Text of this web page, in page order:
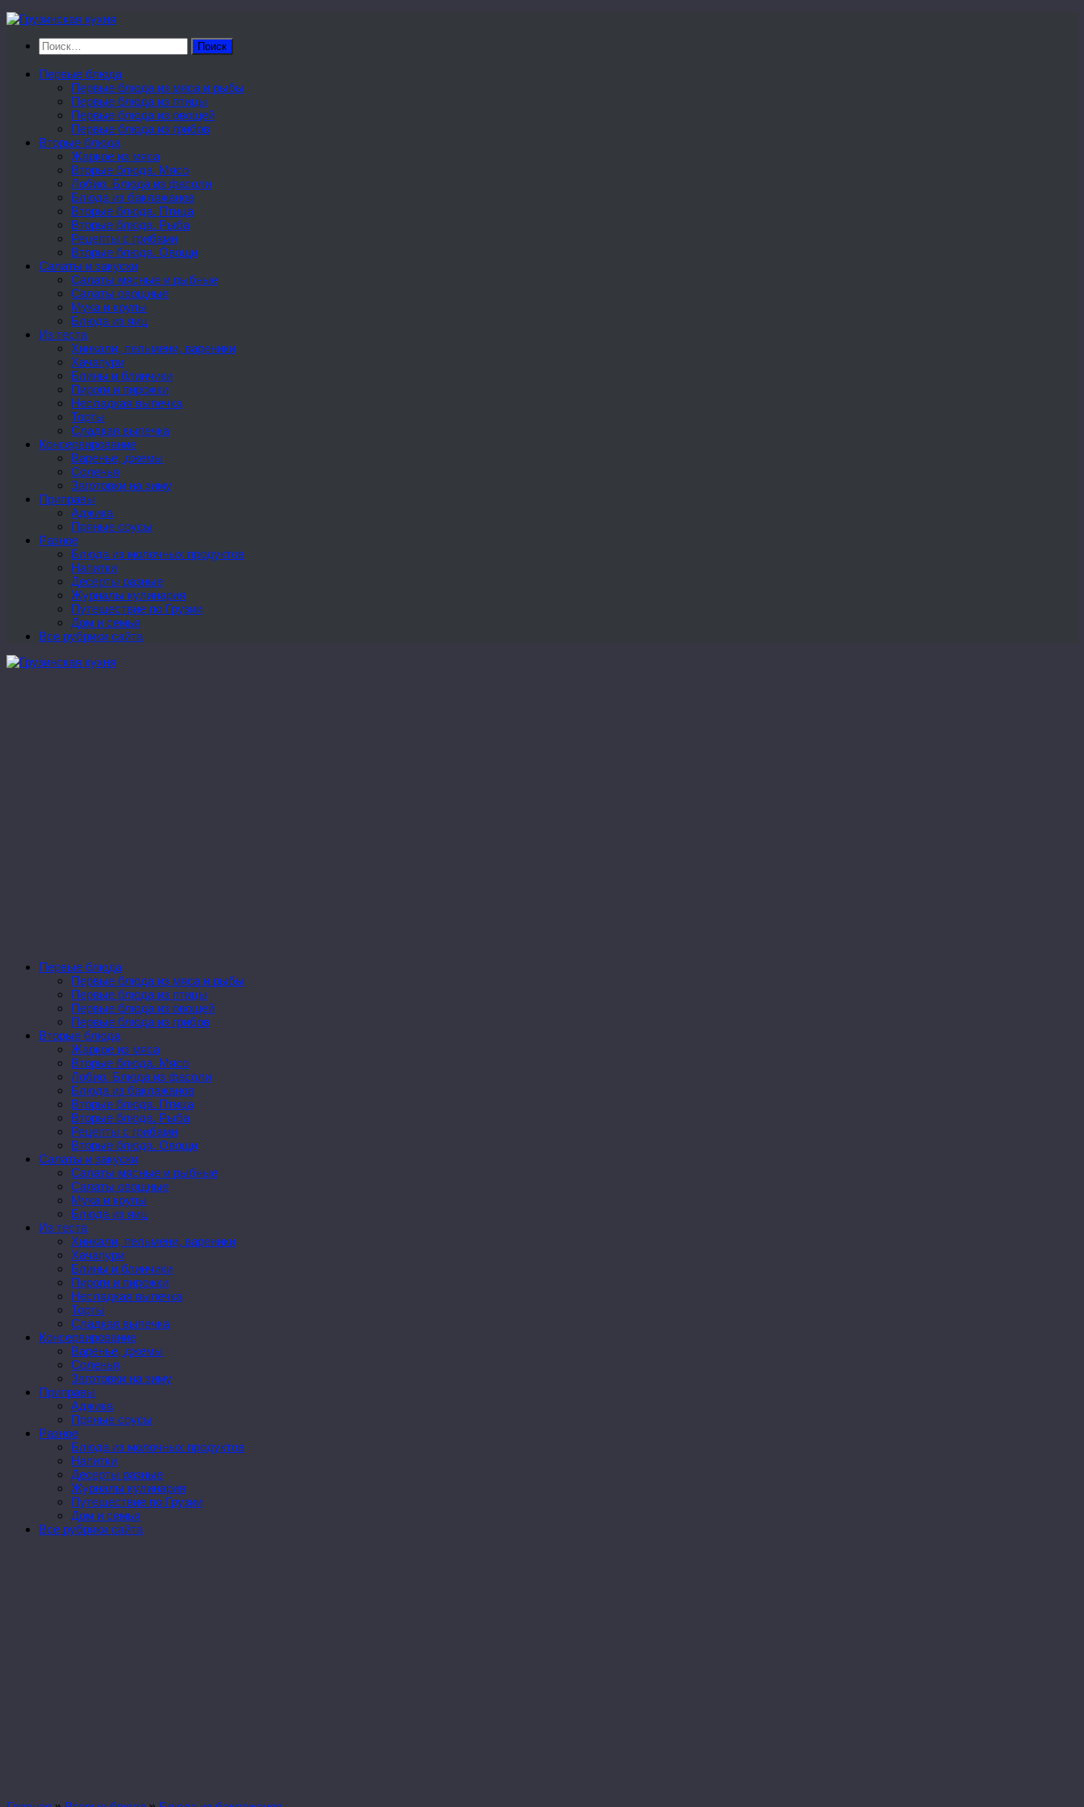
Перейти
содержимому
Найти:
Первые блюда
Первые блюда из мяса и рыбы
Первые блюда из птицы
Первые блюда из овощей
Первые блюда из грибов
Вторые блюда
Жаркое из мяса
Вторые блюда. Мясо
Лобио. Блюда из фасоли
Блюда из баклажанов
Вторые блюда. Птица
Вторые блюда. Рыба
Рецепты с грибами
Вторые блюда. Овощи
Салаты и закуски
Салаты мясные и рыбные
Салаты овощные
Мука и крупы
Блюда из яиц
Из теста
Хинкали, пельмени, вареники
Хачапури
Блины и блинчики
Пироги и пирожки
Несладкая выпечка
Торты
Сладкая выпечка
Консервирование
Варенье, джемы
Соленья
Заготовки на зиму
Приправы
Аджика
Пряные соусы
Разное
Блюда из молочных продуктов
Напитки
Десерты разные
Журналы кулинария
Путешествие по Грузии
Дом и семья
Все рубрики сайта
Первые блюда
Первые блюда из мяса и рыбы
Первые блюда из птицы
Первые блюда из овощей
Первые блюда из грибов
Вторые блюда
Жаркое из мяса
Вторые блюда. Мясо
Лобио. Блюда из фасоли
Блюда из баклажанов
Вторые блюда. Птица
Вторые блюда. Рыба
Рецепты с грибами
Вторые блюда. Овощи
Салаты и закуски
Салаты мясные и рыбные
Салаты овощные
Мука и крупы
Блюда из яиц
Из теста
Хинкали, пельмени, вареники
Хачапури
Блины и блинчики
Пироги и пирожки
Несладкая выпечка
Торты
Сладкая выпечка
Консервирование
Варенье, джемы
Соленья
Заготовки на зиму
Приправы
Аджика
Пряные соусы
Разное
Блюда из молочных продуктов
Напитки
Десерты разные
Журналы кулинария
Путешествие по Грузии
Дом и семья
Все рубрики сайта